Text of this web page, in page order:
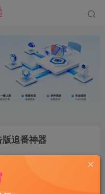
追番神器
关注